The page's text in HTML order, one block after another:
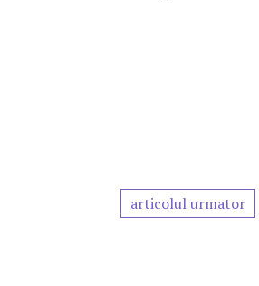
articolul urmator